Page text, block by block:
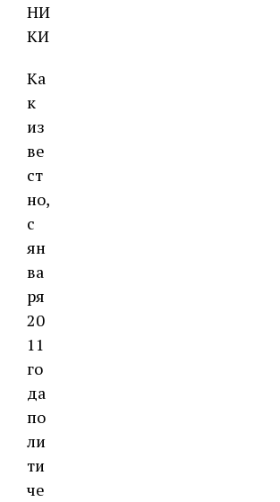
НИ
КИ
Ка
к
из
ве
ст
но,
с
ян
ва
ря
20
11
го
да
по
ли
ти
че